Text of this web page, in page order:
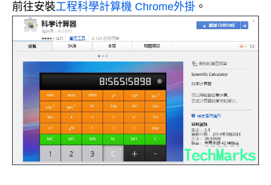
前往安裝工程科學計算機 Chrome外掛 。